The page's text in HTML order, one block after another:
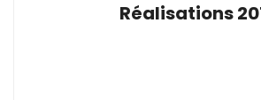
Réalisations